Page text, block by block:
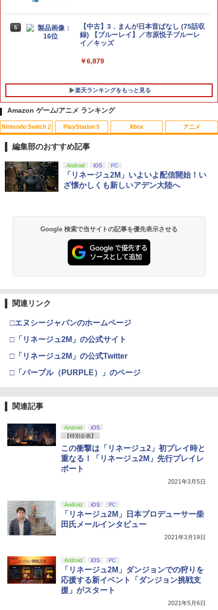
(DLCチラシ：NEOブレイサー・アガッ
ト+【早期購入外付特典】DLCチラシ)
BICON
￥2,720
ラソン】新品未開封品【Nランク】たま
33369
￥6,300
5
【中古】3．まんが日本昔ばなし (75話収
録) 【ブルーレイ】／市原悦子ブルーレ
イ／キッズ
￥6,879
楽天ランキングをもっと見る
Amazon ゲーム/アニメ ランキング
Nintendo Switch 2
1
スプラトゥーン レイダース|オンライン
コード版
スプラトゥーン レイダース -Switch2
￥6,447
3
￥55,491
ニンテンドープリペイド番号 9000円|オ
ンラインコード版
5
ニンテンドープリペイド番号 5000円|オ
ンラインコード版
￥5,000
PlayStation 5
1
PlayStation 5 デジタル・エディション
日本語専用 Console Language: Japan
ese only (CFI-2200B01)
プロダクトコード 封入
￥7,286
3
トローラー ミッドナイト ブラック(CFI-
5
【純正品】DualSense ワイヤレスコン
トローラー(CFI-ZCT2J)
￥10,737
Xbox
1
【純正品】Xbox ワイヤレス コントロー
ラー + USB-C® ケーブル
【純正品】Xbox ワイヤレス コントロー
￥7,681
【純正品】Xbox 充電式バッテリー + US
B-C ケーブル
￥2,618
マスター TH8S シフター - PC、PS4、P
S5、PS5 Pro、Xbox One、Xbox Serie
s X|S 対応の高精度 H パターン シフター
￥14,141
アニメ
1
劇場版「鬼滅の刃」無限城編 第一章 猗
窩座再来 通常版 [Blu-ray]
劇場版「鬼滅の刃」無限城編 第一章 猗
窩座再来 通常版 [DVD]
￥3,523
3
ナル三方背収納ケース付きコレクション)
(オリジナル特典:オリジナル巾着＋メー
カー特典:【坤と離】二振りの剣、十翼よ
り来たる！スタジオ描き下ろしイラスト
ボード付) [Blu-ray]
￥10,780
4
￥8,698
ルアイドルクラブ Bloom Garden Part
￥8,589
編集部のおすすめ記事
Android iOS PC
「リネージュ2M」いよいよ配信開始！い
ざ懐かしくも新しいアデン大陸へ
Google 検索で当サイトの記事を優先表示させる
関連リンク
□エヌシージャパンのホームページ
□「リネージュ2M」の公式サイト
□「リネージュ2M」の公式Twitter
□「パープル（PURPLE）」のページ
関連記事
Android
iOS
【特別企画】
この衝撃は「リネージュ2」初プレイ時と
重なる！「リネージュ2M」先行プレイレ
ポート
2021年3月5日
Android iOS PC
「リネージュ2M」日本プロデューサー柴
田氏メールインタビュー
2021年3月19日
Android iOS PC
「リネージュ2M」ダンジョンでの狩りを
応援する新イベント「ダンジョン挑戦支
援」がスタート
2021年5月6日